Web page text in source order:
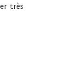
très